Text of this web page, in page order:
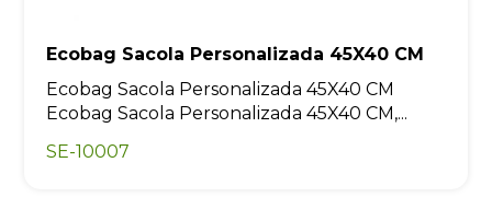
Ecobag Sacola Personalizada 45X40 CM
Ecobag Sacola Personalizada 45X40 CM
Ecobag Sacola Personalizada 45X40 CM,...
SE-10007